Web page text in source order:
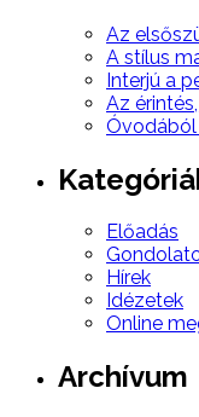
Az
A stílus
Interjú a
Az
Óvodából
Előadás
Hírek
Idézetek
Online
Archívum